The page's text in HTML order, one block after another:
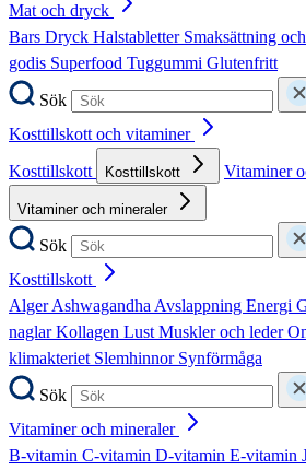
Mat och dryck
Bars Dryck Halstabletter Smaksättning
godis Superfood Tuggummi Glutenfritt
Sök
Kosttillskott och vitaminer
Kosttillskott
Kosttillskott Vitaminer
Vitaminer och mineraler
Sök
Kosttillskott
AlgerAshwagandhaAvslappning Energi
naglarKollagen LustMuskler och leder
klimakteriet Slemhinnor Synförmåga
Sök
Vitaminer och mineraler
B-vitamin C-vitamin D-vitamin E-vitamin